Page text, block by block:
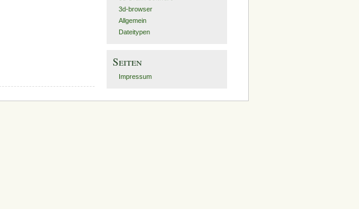
3d-browser
Allgemein
Dateitypen
Seiten
Impressum